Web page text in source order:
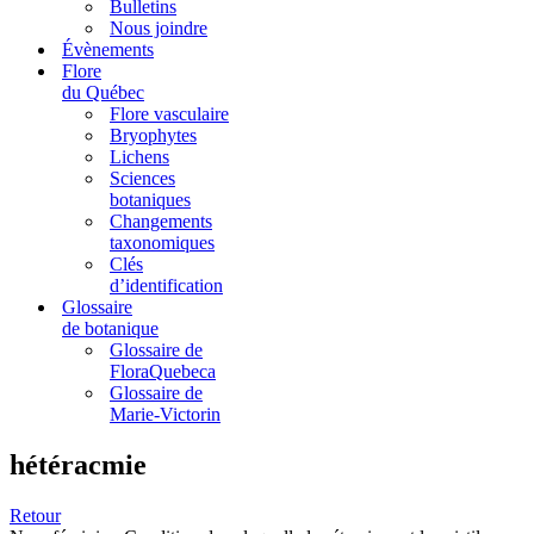
Bulletins
Nous joindre
Évènements
Flore
du Québec
Flore vasculaire
Bryophytes
Lichens
Sciences
botaniques
Changements
taxonomiques
Clés
d’identification
Glossaire
de botanique
Glossaire de
FloraQuebeca
Glossaire de
Marie-Victorin
hétéracmie
Retour